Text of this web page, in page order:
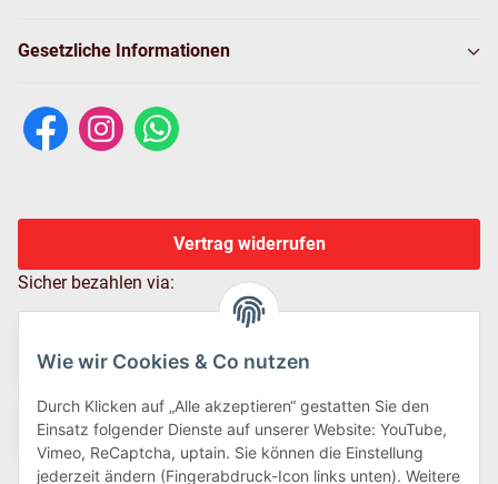
Wie wir Cookies & Co nutzen
Durch Klicken auf „Alle akzeptieren“ gestatten Sie den
Einsatz folgender Dienste auf unserer Website: YouTube,
Vimeo, ReCaptcha, uptain. Sie können die Einstellung
jederzeit ändern (Fingerabdruck-Icon links unten). Weitere
Gesetzliche Informationen
Vertrag widerrufen
Sicher bezahlen via: